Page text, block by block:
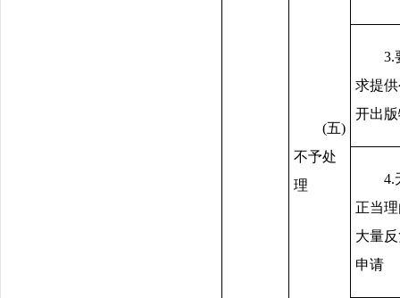
(五)
不予处
理
3.
求提
开出
4.
正当
大量
申请